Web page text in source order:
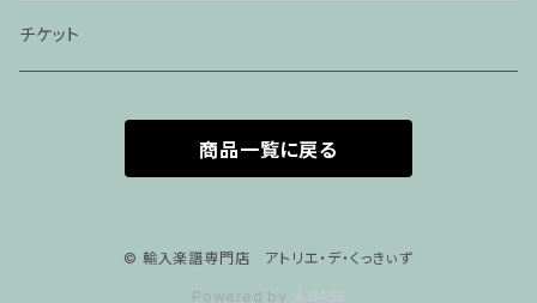
家族割プラン
家族割適用プラン2
声楽ピアノ４５分レッスン
ヴァイオリンピアノ６０分レッスン
アパレル
チケット
商品一覧に戻る
© 輸入楽譜専門店 アトリエ・デ・くっきぃず
Powered by